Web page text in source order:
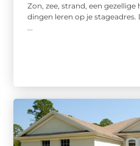
Zon, zee, strand, een
dingen leren op je
...